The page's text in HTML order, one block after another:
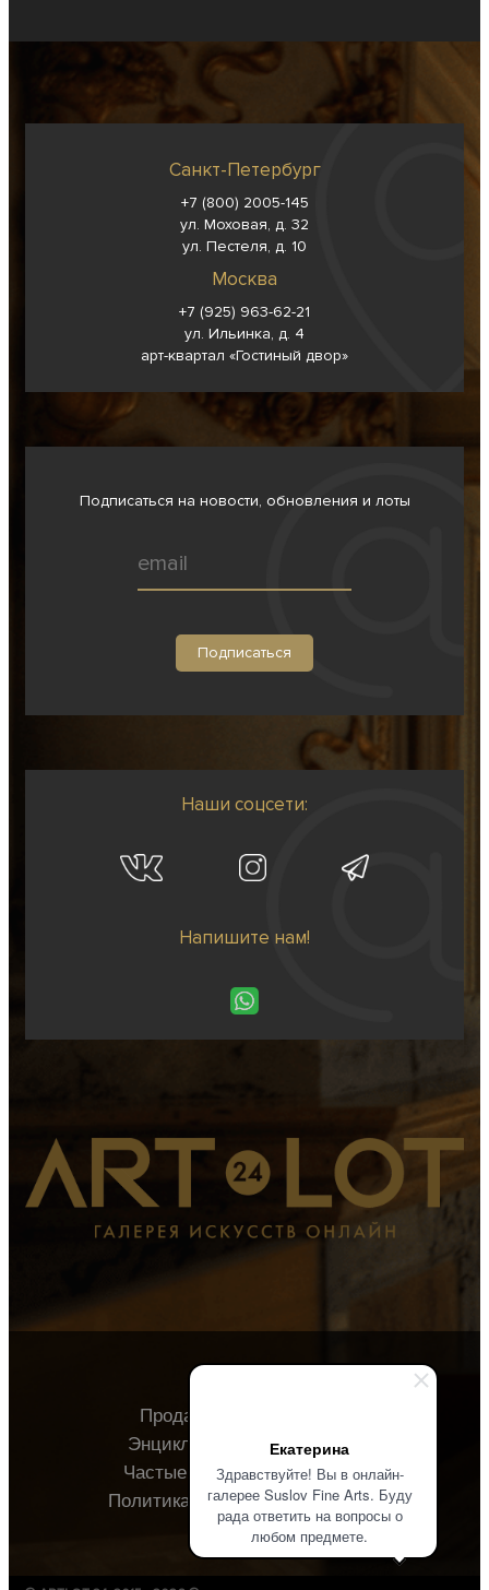
Екатерина
Здравствуйте! Вы в онлайн-
галерее Suslov Fine Arts. Буду
рада ответить на вопросы о
любом предмете.
Санкт-Петербург
+7 (800) 2005-145
ул. Моховая, д. 32
ул. Пестеля, д. 10
Москва
+7 (925) 963-62-21
ул. Ильинка, д. 4
арт-квартал «Гостиный двор»
Подписаться на новости, обновления и лоты
Наши соцсети:
Напишите нам!
Продавцу
Энциклопедия
О галерее
Частые вопросы
Контакты
Политика конфиденциальности